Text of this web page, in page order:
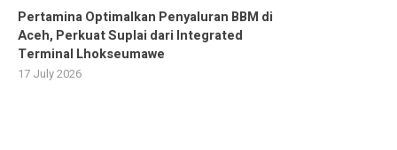
Pertamina Optimalkan Penyaluran BBM di
Aceh, Perkuat Suplai dari Integrated
Terminal Lhokseumawe
17 July 2026